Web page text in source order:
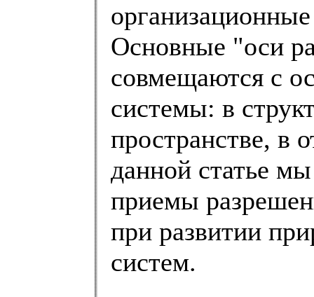
Основные "оси
совмещаются с
системы: в
пространстве, в
данной статье
приемы
при развитии
систем.